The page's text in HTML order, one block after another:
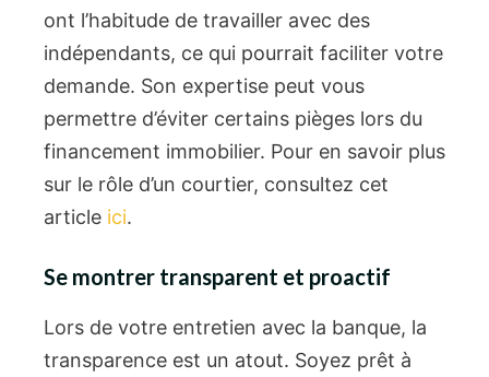
ont l’habitude de travailler avec des
indépendants, ce qui pourrait faciliter votre
demande. Son expertise peut vous
permettre d’éviter certains pièges lors du
financement immobilier. Pour en savoir plus
sur le rôle d’un courtier, consultez cet
article ici.
Se montrer transparent et proactif
Lors de votre entretien avec la banque, la
transparence est un atout. Soyez prêt à